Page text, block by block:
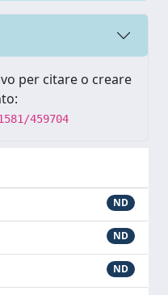
per citare o creare
459704
ND
ND
ND